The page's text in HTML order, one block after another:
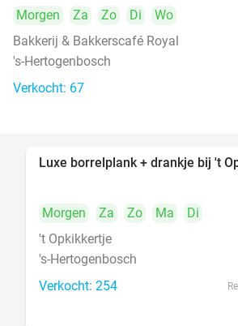
Morgen Za Zo Di
Wo
Bakkerij & Bakkerscafé Royal
's-Hertogenbosch
Verkocht: 67
Luxe borrelplank + drankje bij 't
Morgen Za Zo Ma
Di
't Opkikkertje
's-Hertogenbosch
Verkocht: 254